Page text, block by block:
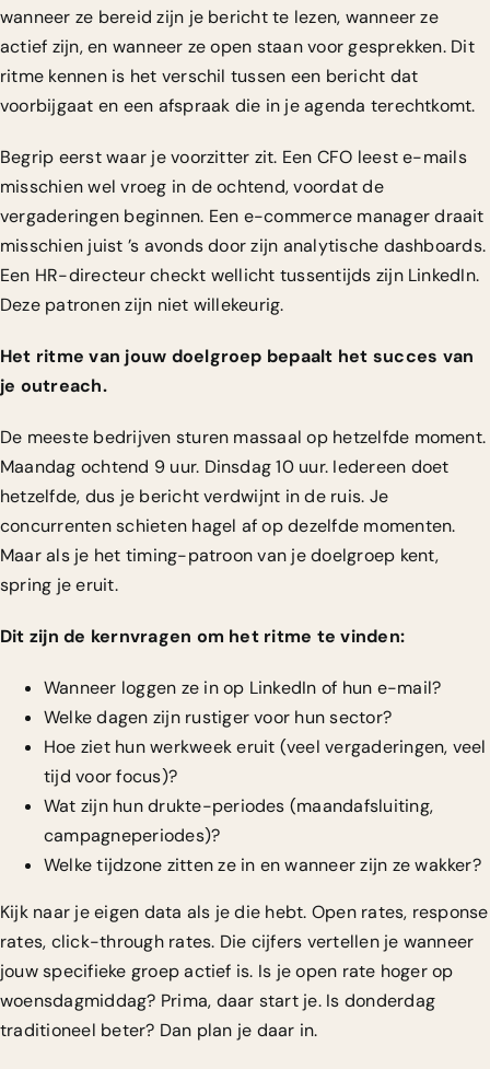
wanneer ze bereid zijn je bericht te lezen, wanneer ze
actief zijn, en wanneer ze open staan voor gesprekken. Dit
ritme kennen is het verschil tussen een bericht dat
voorbijgaat en een afspraak die in je agenda terechtkomt.
Begrip eerst waar je voorzitter zit. Een CFO leest e-mails
misschien wel vroeg in de ochtend, voordat de
vergaderingen beginnen. Een e-commerce manager draait
misschien juist ’s avonds door zijn analytische dashboards.
Een HR-directeur checkt wellicht tussentijds zijn LinkedIn.
Deze patronen zijn niet willekeurig.
Het ritme van jouw doelgroep bepaalt het succes van
je outreach.
De meeste bedrijven sturen massaal op hetzelfde moment.
Maandag ochtend 9 uur. Dinsdag 10 uur. Iedereen doet
hetzelfde, dus je bericht verdwijnt in de ruis. Je
concurrenten schieten hagel af op dezelfde momenten.
Maar als je het timing-patroon van je doelgroep kent,
spring je eruit.
Dit zijn de kernvragen om het ritme te vinden:
Wanneer loggen ze in op LinkedIn of hun e-mail?
Welke dagen zijn rustiger voor hun sector?
Hoe ziet hun werkweek eruit (veel vergaderingen, veel
tijd voor focus)?
Wat zijn hun drukte-periodes (maandafsluiting,
campagneperiodes)?
Welke tijdzone zitten ze in en wanneer zijn ze wakker?
Kijk naar je eigen data als je die hebt. Open rates, response
rates, click-through rates. Die cijfers vertellen je wanneer
jouw specifieke groep actief is. Is je open rate hoger op
woensdagmiddag? Prima, daar start je. Is donderdag
traditioneel beter? Dan plan je daar in.